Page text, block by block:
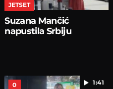
JETSET
Suzana Mančić
napustila Srbiju
1:41
0